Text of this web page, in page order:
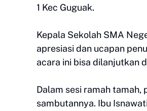
1 Kec Guguak.
Kepala Sekolah SMA
apresiasi dan ucapan
acara ini bisa dilanjutkan
Dalam sesi ramah
sambutannya. Ibu